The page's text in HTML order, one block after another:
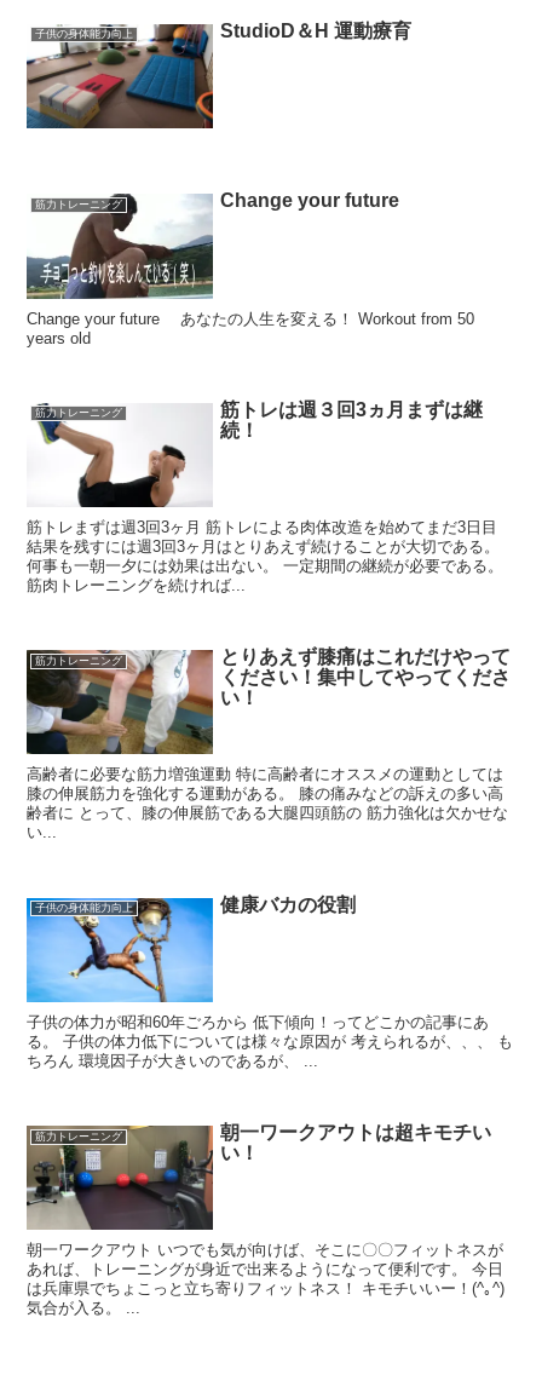
子供の身体能力向上 StudioD＆H 運動療育
筋力トレーニング Change your future
Change your future あなたの人生を変える！ Workout from 50
years old
筋力トレーニング
筋トレは週３回3ヵ月まずは継
続！
筋トレまずは週3回3ヶ月 筋トレによる肉体改造を始めてまだ3日目
結果を残すには週3回3ヶ月はとりあえず続けることが大切である。
何事も一朝一夕には効果は出ない。 一定期間の継続が必要である。
筋肉トレーニングを続ければ...
筋力トレーニング
とりあえず膝痛はこれだけやって
ください！集中してやってくださ
い！
高齢者に必要な筋力増強運動 特に高齢者にオススメの運動としては
膝の伸展筋力を強化する運動がある。 膝の痛みなどの訴えの多い高
齢者に とって、膝の伸展筋である大腿四頭筋の 筋力強化は欠かせな
い...
子供の身体能力向上 健康バカの役割
子供の体力が昭和60年ごろから 低下傾向！ってどこかの記事にあ
る。 子供の体力低下については様々な原因が 考えられるが、、、 も
ちろん 環境因子が大きいのであるが、 ...
筋力トレーニング
朝一ワークアウトは超キモチい
い！
朝一ワークアウト いつでも気が向けば、そこに〇〇フィットネスが
あれば、トレーニングが身近で出来るようになって便利です。 今日
は兵庫県でちょこっと立ち寄りフィットネス！ キモチいいー！(^｡^)
気合が入る。 ...